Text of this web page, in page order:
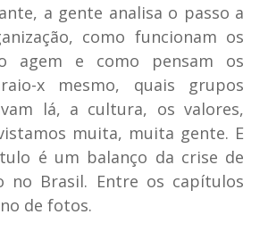
a gente analisa o passo a
como funcionam os
agem e como pensam os
x mesmo, quais grupos
lá, a cultura, os valores,
muita, muita gente. E
é um balanço da crise de
no Brasil. Entre os capítulos
de fotos.